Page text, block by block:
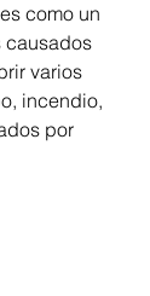
como un
causados
varios
incendio,
por